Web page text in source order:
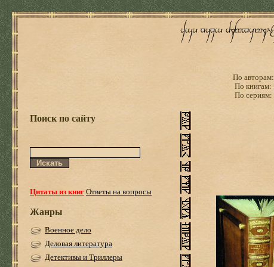
По авторам:
По книгам:
По сериям:
Поиск по сайту
Цитаты из книгОтветы на вопросы
Жанры
Военное дело
Деловая литература
Детективы и Триллеры